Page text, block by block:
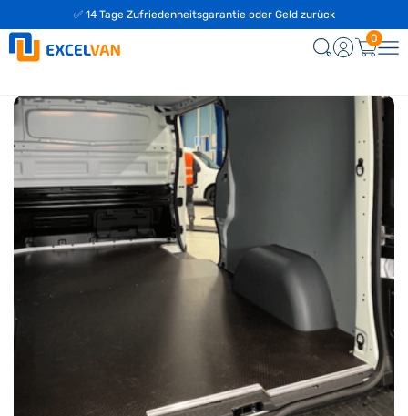
✅ 14 Tage Zufriedenheitsgarantie oder Geld zurück
0